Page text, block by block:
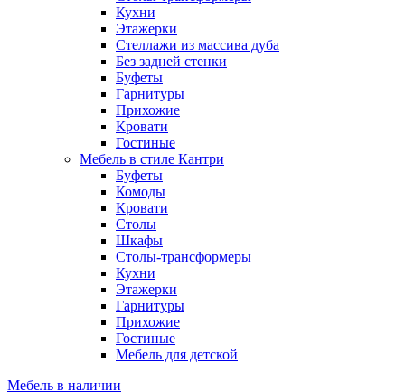
Кухни
Этажерки
Стеллажи из массива дуба
Без задней стенки
Буфеты
Гарнитуры
Прихожие
Кровати
Гостиные
Мебель в стиле Кантри
Буфеты
Комоды
Кровати
Столы
Шкафы
Столы-трансформеры
Кухни
Этажерки
Гарнитуры
Прихожие
Гостиные
Мебель для детской
Мебель в наличии